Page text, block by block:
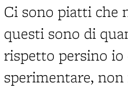
Ci sono piatti che
questi sono di
rispetto persino io
sperimentare,